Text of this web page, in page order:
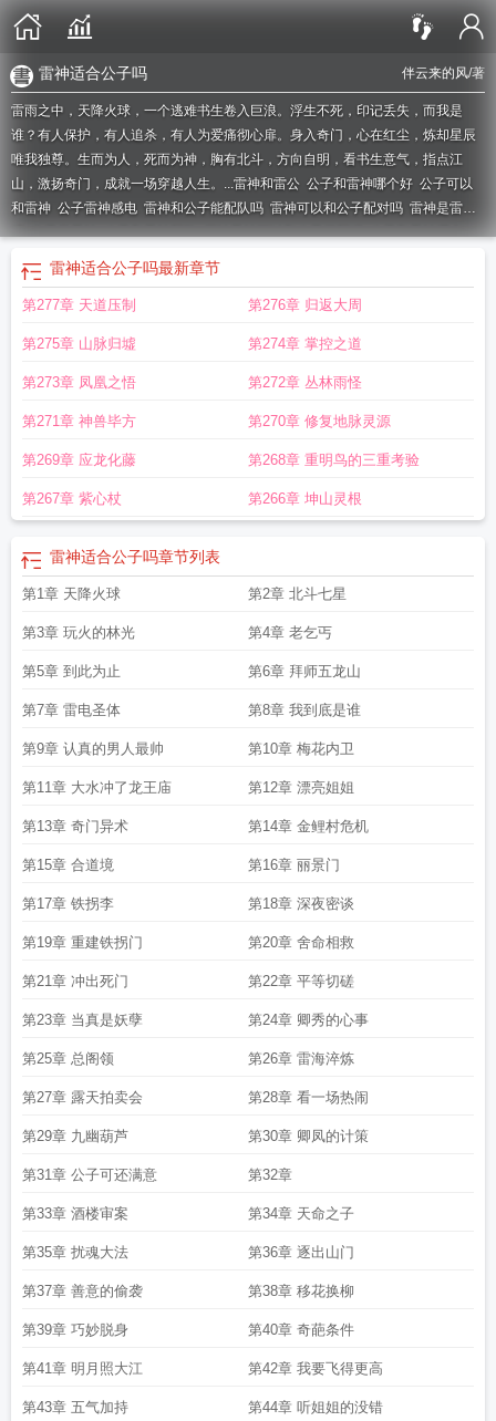
伴云来的风/著
雷神适合公子吗
雷雨之中，天降火球，一个逃难书生卷入巨浪。浮生不死，印记丢失，而我是
谁？有人保护，有人追杀，有人为爱痛彻心扉。身入奇门，心在红尘，炼却星辰
唯我独尊。生而为人，死而为神，胸有北斗，方向自明，看书生意气，指点江
山，激扬奇门，成就一场穿越人生。...雷神和雷公 公子和雷神哪个好 公子可以
和雷神 公子雷神感电 雷神和公子能配队吗 雷神可以和公子配对吗 雷神是雷公
吗公子带雷神公子和雷神配队原神雷神可以和公子搭配吗公子和雷神哪个
雷神能配公子吗 雷神 公子 雷神公仔图片
神雷神和公子
雷神可以配公子吗雷神雷公 雷神公子阵容公子雷神配队原神雷神可以配公子
神公主一笑雷神适合公子吗 雷神公子队原神雷神公子配队
雷神阵容搭配雷神x神子
雷神适合公子吗最新章节
第277章 天道压制 第276章 归返大周
第275章 山脉归墟 第274章 掌控之道
第273章 凤凰之悟 第272章 丛林雨怪
第271章 神兽毕方 第270章 修复地脉灵源
第269章 应龙化藤 第268章 重明鸟的三重考验
第267章 紫心杖 第266章 坤山灵根
雷神适合公子吗章节列表
第1章 天降火球 第2章 北斗七星
第3章 玩火的林光 第4章 老乞丐
第5章 到此为止 第6章 拜师五龙山
第7章 雷电圣体 第8章 我到底是谁
第9章 认真的男人最帅 第10章 梅花内卫
第11章 大水冲了龙王庙 第12章 漂亮姐姐
第13章 奇门异术 第14章 金鲤村危机
第15章 合道境 第16章 丽景门
第17章 铁拐李 第18章 深夜密谈
第19章 重建铁拐门 第20章 舍命相救
第21章 冲出死门 第22章 平等切磋
第23章 当真是妖孽 第24章 卿秀的心事
第25章 总阁领 第26章 雷海淬炼
第27章 露天拍卖会 第28章 看一场热闹
第29章 九幽葫芦 第30章 卿凤的计策
第31章 公子可还满意 第32章
第33章 酒楼审案 第34章 天命之子
第35章 扰魂大法 第36章 逐出山门
第37章 善意的偷袭 第38章 移花换柳
第39章 巧妙脱身 第40章 奇葩条件
第41章 明月照大江 第42章 我要飞得更高
第43章 五气加持 第44章 听姐姐的没错